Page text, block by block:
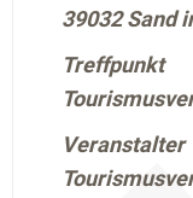
39032 Sand
Treffpunkt
Veranstalter